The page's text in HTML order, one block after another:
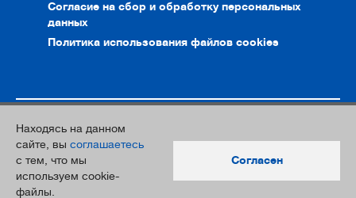
Согласие на сбор и обработку персональных
данных
Политика использования файлов cookies
© 2010–2026. Интернет-ресурс профессионального сообщества
преподавателей и переводчиков
Дизайн и разработка:
Находясь на данном
сайте, вы соглашаетесь
с тем, что мы
используем cookie-
файлы.
Согласен